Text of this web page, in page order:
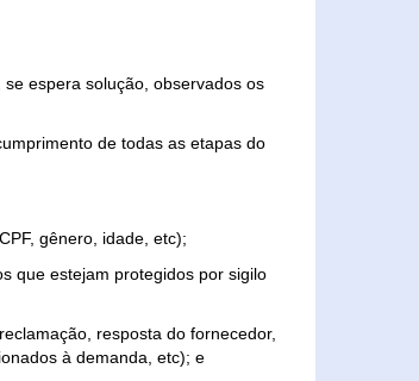
espera solução, observados os
de todas as etapas do
gênero, idade, etc);
que estejam protegidos por sigilo
resposta do fornecedor,
à demanda, etc); e